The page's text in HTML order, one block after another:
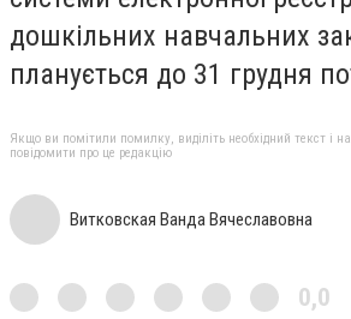
дошкільних навчальних
планується до 31 грудня
Якщо ви помітили помилку, виділіть необхідний текст і
повідомити про це редакцію
Витковская Ванда Вячеславовна
0,0